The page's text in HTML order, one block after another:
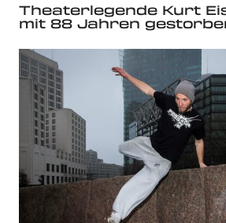
Theaterlegende Kurt
mit 88 Jahren